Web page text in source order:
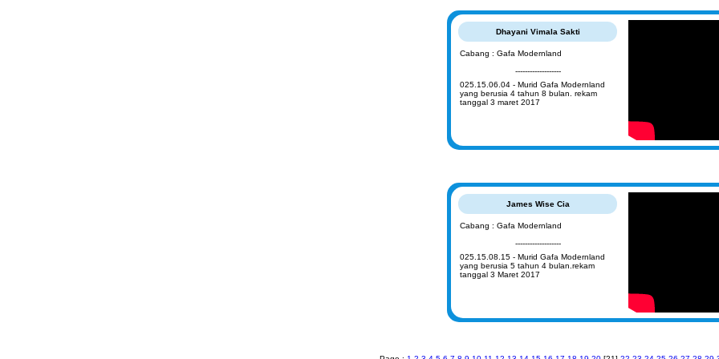
Dhayani Vimala Sakti
Cabang : Gafa Modernland
-------------------
025.15.06.04 - Murid Gafa Modernland
yang berusia 4 tahun 8 bulan. rekam
tanggal 3 maret 2017
James Wise Cia
Cabang : Gafa Modernland
-------------------
025.15.08.15 - Murid Gafa Modernland
yang berusia 5 tahun 4 bulan.rekam
tanggal 3 Maret 2017